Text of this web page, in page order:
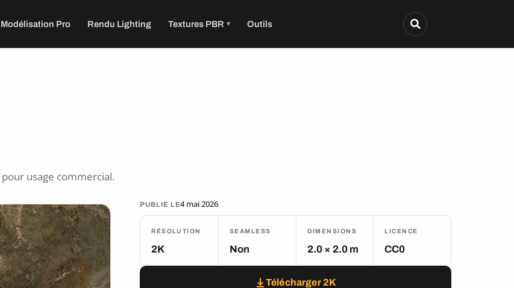
Modélisation Pro Rendu Lighting Textures PBR Outils
usage commercial.
PUBLIÉ LE4 mai 2026
RÉSOLUTION
2K
SEAMLESS
Non
DIMENSIONS
2.0 × 2.0 m
LICENCE
CC0
Télécharger 2K